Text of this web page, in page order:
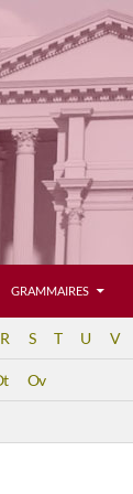
GRAMMAIRES
R S T U V
Ov